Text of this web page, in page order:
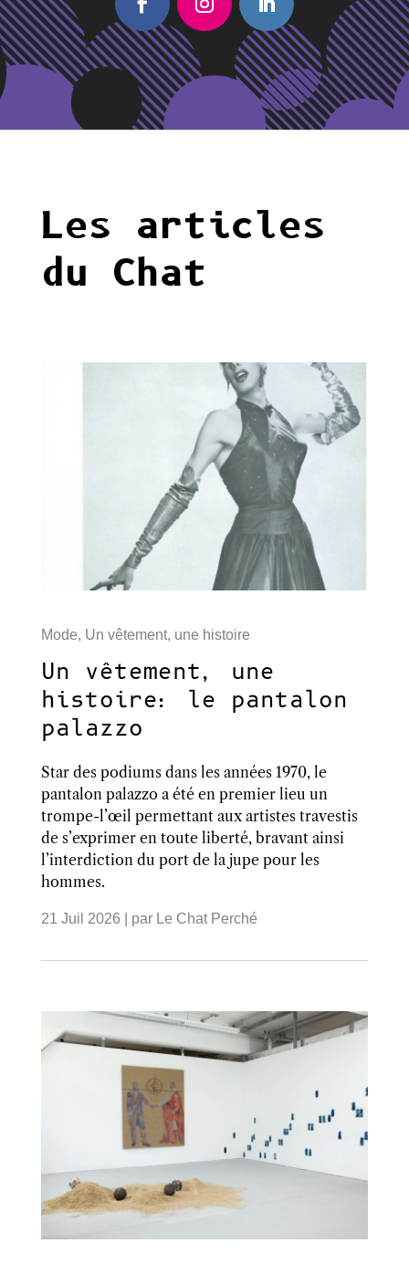
Les articles
du Chat
Mode, Un vêtement, une histoire
Un vêtement, une
histoire: le pantalon
palazzo
Star des podiums dans les années 1970, le
pantalon palazzo a été en premier lieu un
trompe-l’œil permettant aux artistes travestis
de s’exprimer en toute liberté, bravant ainsi
l’interdiction du port de la jupe pour les
hommes.
21 Juil 2026 | par Le Chat Perché